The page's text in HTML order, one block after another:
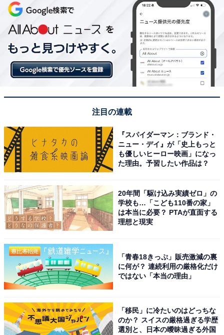
注目の連載
『スパイダーマン：ブランド・
ニュー・デイ』が「史上もっと
も優しいヒーロー映画」になっ
た理由。予習したい作品は？
20年間「駆け込み実績ゼロ」の
学校も…「こども110番の家」
は本当に必要？ PTAが直面する
理想と現実
「青春18きっぷ」販売激減の裏
に何が？ 連続利用の厳格化だけ
ではない「本当の理由」
「移民」に冷たいのはどっちな
のか？ スイスの厳格過ぎる学歴
選別と、日本の曖昧過ぎる外国